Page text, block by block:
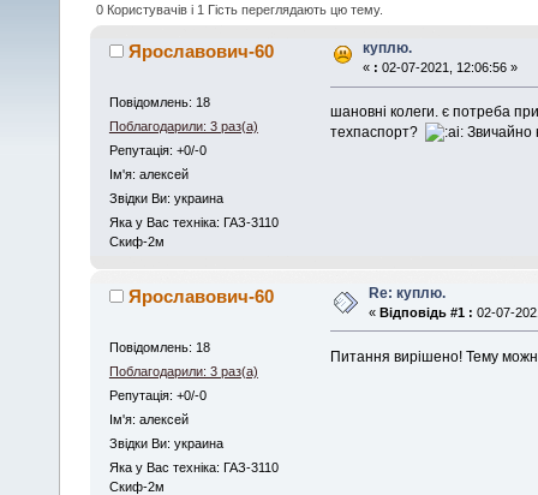
0 Користувачів і 1 Гість переглядають цю тему.
Ярославович-60
Повідомлень: 18
Поблагодарили: 3 раз(а)
Репутація: +0/-0
Iм'я: алексей
Звідки Ви: украина
Яка у Вас техніка: ГАЗ-3110
Скиф-2м
куплю.
« : 02-07-2021, 12:06:56 »
шановні колеги. є потреба
техпаспорт?
Звичайно
Ярославович-60
Повідомлень: 18
Поблагодарили: 3 раз(а)
Репутація: +0/-0
Iм'я: алексей
Звідки Ви: украина
Яка у Вас техніка: ГАЗ-3110
Скиф-2м
Re: куплю.
« Відповідь #1 : 02-07-
Питання вирішено! Тему